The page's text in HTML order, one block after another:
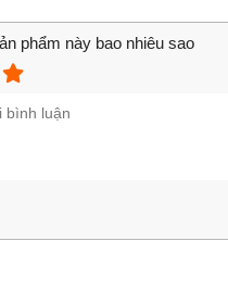
giá rẻ hơn khoảng
phẩm này bao nhiêu sao